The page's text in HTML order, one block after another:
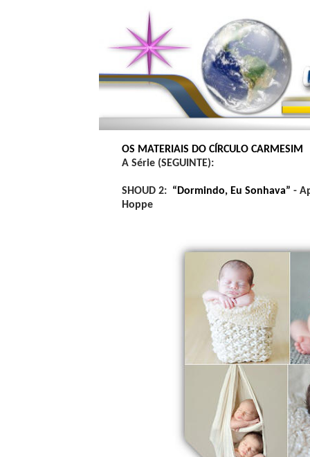
OS MATERIAIS DO CÍRCULO CARMESIM
A Série (SEGUINTE):
SHOUD 2: “Dormindo, Eu Sonhava” -
Hoppe